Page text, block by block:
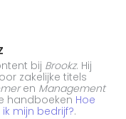
bij Brookz. Hij
zakelijke titels
en Management
handboeken Hoe
mijn bedrijf?.